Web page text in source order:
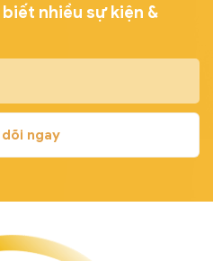
nhiều sự kiện &